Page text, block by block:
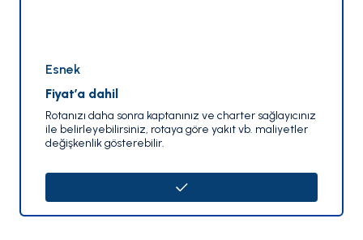
Esnek
Fiyat’a dahil
Rotanızı daha sonra kaptanınız ve charter sağlayıcınız
ile belirleyebilirsiniz, rotaya göre yakıt vb. maliyetler
değişkenlik gösterebilir.